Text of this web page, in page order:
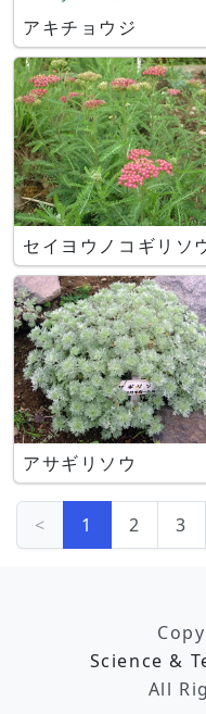
アキチョウジ
セイヨウノコギリソ
アサギリソウ
< 1 2 3
Science &
All